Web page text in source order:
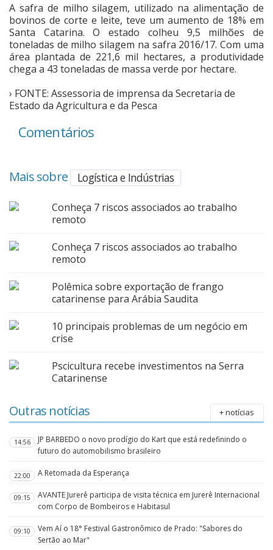
A safra de milho silagem, utilizado na alimentação de
bovinos de corte e leite, teve um aumento de 18% em
Santa Catarina. O estado colheu 9,5 milhões de
toneladas de milho silagem na safra 2016/17. Com uma
área plantada de 221,6 mil hectares, a produtividade
chega a 43 toneladas de massa verde por hectare.
› FONTE: Assessoria de imprensa da Secretaria de
Estado da Agricultura e da Pesca
Comentários
Mais sobre Logística e Indústrias
Conheça 7 riscos associados ao trabalho
remoto
Conheça 7 riscos associados ao trabalho
remoto
Polêmica sobre exportação de frango
catarinense para Arábia Saudita
10 principais problemas de um negócio em
crise
Pscicultura recebe investimentos na Serra
Catarinense
Outras notícias + notícias
14:56
JP BARBEDO o novo prodígio do Kart que está redefinindo o
futuro do automobilismo brasileiro
22:00 A Retomada da Esperança
09:15
AVANTE Jurerê participa de visita técnica em Jurerê Internacional
com Corpo de Bombeiros e Habitasul
09:10
Vem Aí o 18° Festival Gastronômico de Prado: "Sabores do
Sertão ao Mar"